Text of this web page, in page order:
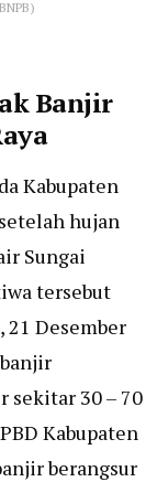
Banjir
Kabupaten
hujan
Sungai
tersebut
21 Desember
sekitar 30 – 70
Kabupaten
berangsur